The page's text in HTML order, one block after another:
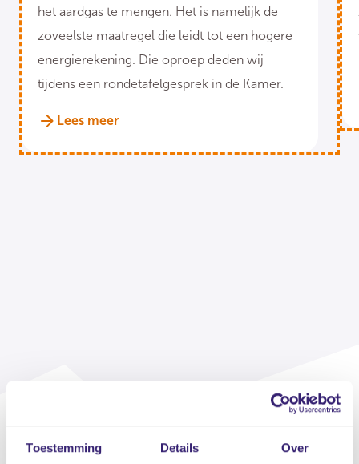
Toestemming Details Over
het aardgas te mengen. Het is namelijk de
zoveelste maatregel die leidt tot een hogere
energierekening. Die oproep deden wij
tijdens een rondetafelgesprek in de Kamer.
Lees meer